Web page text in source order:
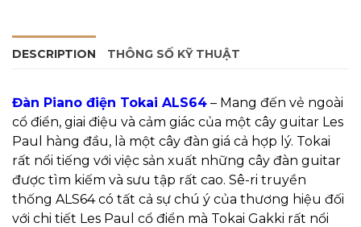
DESCRIPTION THÔNG SỐ KỸ THUẬT
Đàn Piano điện Tokai ALS64 – Mang đến vẻ ngoài
cổ điển, giai điệu và cảm giác của một cây guitar Les
Paul hàng đầu, là một cây đàn giá cả hợp lý. Tokai
rất nổi tiếng với việc sản xuất những cây đàn guitar
được tìm kiếm và sưu tập rất cao. Sê-ri truyền
thống ALS64 có tất cả sự chú ý của thương hiệu đối
với chi tiết Les Paul cổ điển mà Tokai Gakki rất nổi